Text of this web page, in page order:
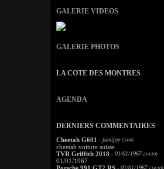
GALERIE VIDEOS
GALERIE PHOTOS
LA COTE DES MONTRES
AGENDA
DERNIERS COMMENTAIRES
Cheetah G601 - jamijoe (5/04)
cheetah voiture suisse
TVR Griffith 2018 - 01/01/1967 (14/10)
01/01/1967
- 01/01/1967